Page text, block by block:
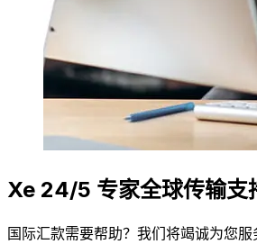
Xe 24/5 专家全球传输支
国际汇款需要帮助？我们将竭诚为您服